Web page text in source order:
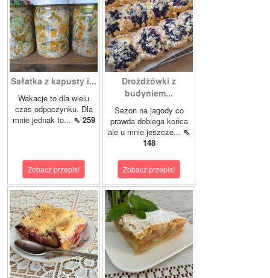
Sałatka z kapusty i...
Wakacje to dla wielu
czas odpoczynku. Dla
mnie jednak to... ⇖ 259
Zobacz przepis!
Drożdżówki z
budyniem...
Sezon na jagody co
prawda dobiega końca
ale u mnie jeszcze... ⇖
148
Zobacz przepis!